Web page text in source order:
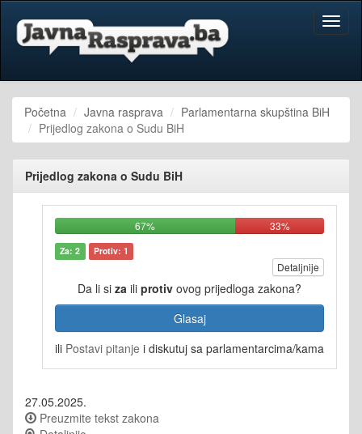
Početna Javna rasprava
Parlamentarna skupština BiH
Prijedlog zakona o Sudu BiH
Prijedlog zakona o Sudu BiH
67% 33%
Za: 2 Protiv: 1
Detaljnije
Da li si za ili protiv ovog prijedloga zakona?
Glasaj
ili Postavi pitanje i diskutuj sa parlamentarcima/kama
27.05.2025.
Preuzmite tekst zakona